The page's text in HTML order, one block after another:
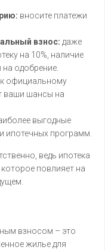
вносите платежи
взнос: даже
на 10%, наличие
одобрение.
к официальному
ваши шансы на
выгодные
ипотечных программ.
ведь ипотека
повлияет на
взносом – это
жилье для